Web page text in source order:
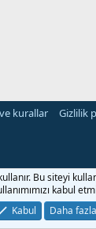
kurallar Gizlilik
Bu siteyi
kabul
Kabul
Daha